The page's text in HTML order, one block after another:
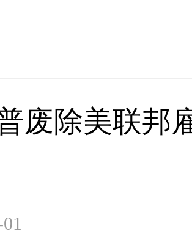
废除美联邦